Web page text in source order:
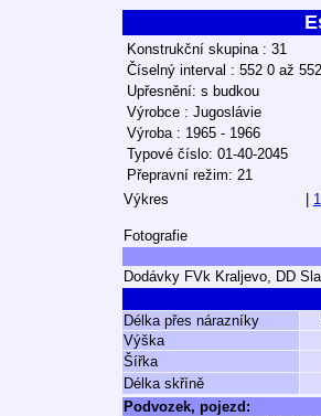
Konstrukční skupina : 31
Číselný interval : 552 0 až
Upřesnění: s budkou
Výrobce : Jugoslávie
Výroba : 1965 - 1966
Typové číslo: 01-40-2045
Přepravní režim: 21
Výkres
1
Fotografie
Dodávky FVk Kraljevo, DD
Délka přes nárazníky
Výška
Šířka
Délka skříně
Podvozek, pojezd: